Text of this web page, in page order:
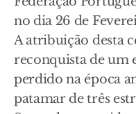
no dia 26 de
A atribuição desta
reconquista de um
perdido na época
patamar de três